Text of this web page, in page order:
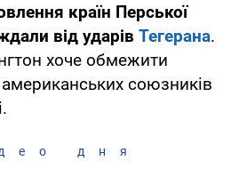
країн Перської
від ударів Тегерана.
хоче обмежити
союзників
дня